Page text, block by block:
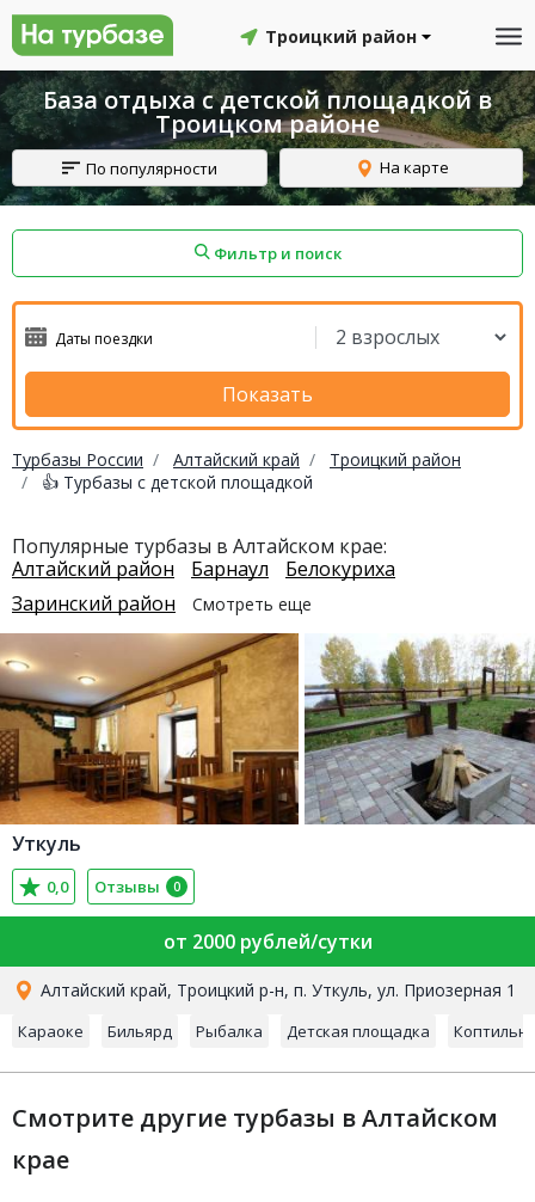
Троицкий район
База отдыха с детской площадкой в
Троицком районе
По популярности На карте
Фильтр и поиск
Показать
Турбазы России Алтайский край
Троицкий район
👍 Турбазы с детской площадкой
Популярные турбазы в Алтайском крае:
Алтайский район
Барнаул
Белокуриха
Заринский район
Смотреть еще
Уткуль
0,0 Отзывы 0
от 2000 рублей/сутки
Алтайский край, Троицкий р-н, п. Уткуль, ул. Приозерная 1
Караоке Бильярд Рыбалка Детская площадка Коптильня
Смотрите другие турбазы в Алтайском
крае
Смоленский район Топчихинский район
Красноборский район
Онежский район